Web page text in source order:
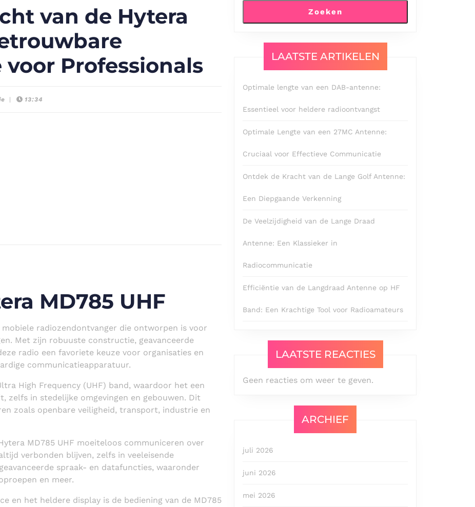
van de Hytera
Professionals
13:34
MD785 UHF
mobiele radiozendontvanger die ontworpen is voor
Met zijn robuuste constructie, geavanceerde
radio een favoriete keuze voor organisaties en
communicatieapparatuur.
High Frequency (UHF) band, waardoor het een
zelfs in stedelijke omgevingen en gebouwen. Dit
zoals openbare veiligheid, transport, industrie en
MD785 UHF moeiteloos communiceren over
verbonden blijven, zelfs in veeleisende
spraak- en datafuncties, waaronder
en meer.
en het heldere display is de bediening van de MD785
Zoeken
LAATSTE ARTIKELEN
Optimale lengte van een DAB-antenne:
Essentieel voor heldere radioontvangst
Optimale Lengte van een 27MC Antenne:
Cruciaal voor Effectieve Communicatie
Ontdek de Kracht van de Lange Golf Antenne:
Een Diepgaande Verkenning
De Veelzijdigheid van de Lange Draad
Antenne: Een Klassieker in
Radiocommunicatie
Efficiëntie van de Langdraad Antenne op HF
Band: Een Krachtige Tool voor Radioamateurs
LAATSTE REACTIES
Geen reacties om weer te geven.
ARCHIEF
juli 2026
juni 2026
mei 2026